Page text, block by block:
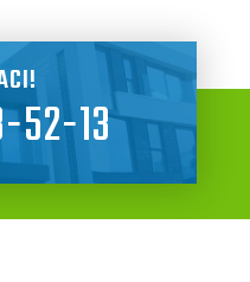
52-13